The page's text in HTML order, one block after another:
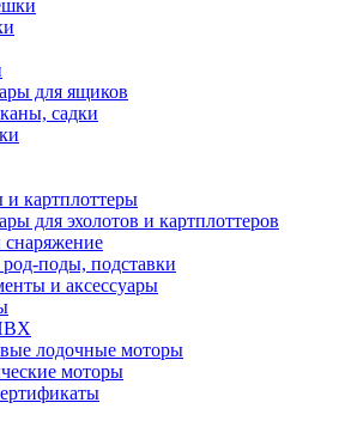
для ящиков
садки
и картплоттеры
для эхолотов и картплоттеров
поды, подставки
и аксессуары
лодочные моторы
моторы